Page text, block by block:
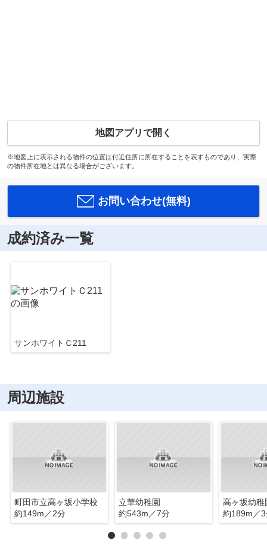
地図アプリで開く
※地図上に表示される物件の位置は付近住所に所在することを表すものであり、実際
の物件所在地とは異なる場合がございます。
お問い合わせ(無料)
成約済み一覧
サンホワイトＣ211
周辺施設
町田市立高ヶ坂小学校
約149m／2分
立華幼稚園
約543m／7分
高ヶ坂幼稚
約189m／